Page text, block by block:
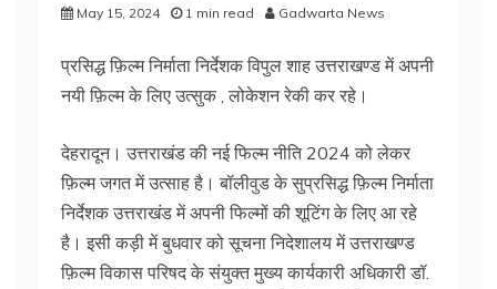
May 15, 2024 1 min read Gadwarta News
प्रसिद्ध फ़िल्म निर्माता निर्देशक विपुल शाह उत्तराखण्ड में अपनी
नयी फ़िल्म के लिए उत्सुक , लोकेशन रेकी कर रहे।
देहरादून। उत्तराखंड की नई फिल्म नीति 2024 को लेकर
फ़िल्म जगत में उत्साह है। बॉलीवुड के सुप्रसिद्ध फ़िल्म निर्माता
निर्देशक उत्तराखंड में अपनी फिल्मों की शूटिंग के लिए आ रहे
है। इसी कड़ी में बुधवार को सूचना निदेशालय में उत्तराखण्ड
फ़िल्म विकास परिषद के संयुक्त मुख्य कार्यकारी अधिकारी डॉ.